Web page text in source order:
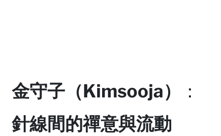
金守子（Kimsooja）
：
針線間的禪意與流動